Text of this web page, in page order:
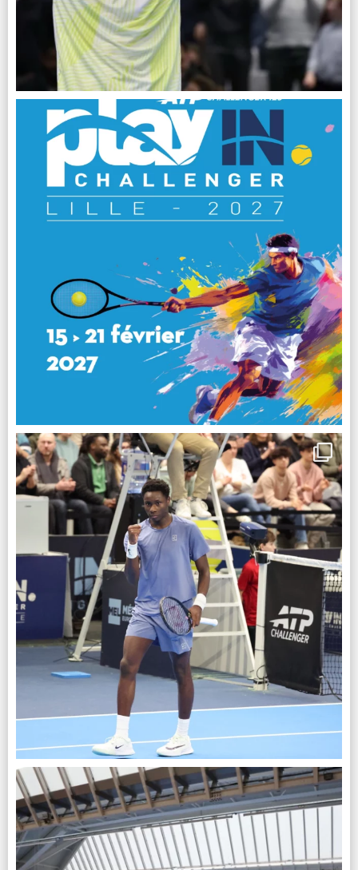
Voir sur Facebook · Partager
Play In Challenger Lille updated their profile picture.
1 month ago
Play In Challenger Lille
Photo
Voir sur Facebook Partager
Play In Challenger Lille updated their cover photo.
Play In Challenger Lille's cover photo
Photo
Voir sur Facebook · Partager